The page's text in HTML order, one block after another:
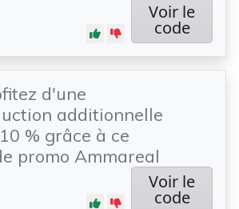
Voir le
code
d'une
additionnelle
% grâce à ce
promo Ammareal
Voir le
code